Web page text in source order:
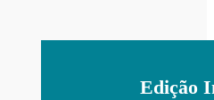
Edição